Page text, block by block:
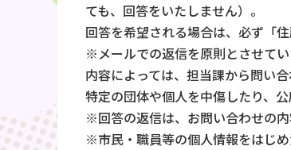
ても、回答をいたしません）。
回答を希望される場合は、必ず「
※メールでの返信を原則とさせてい
内容によっては、担当課から問い
特定の団体や個人を中傷したり、
※回答の返信は、お問い合わせの
※市民・職員等の個人情報をはじ